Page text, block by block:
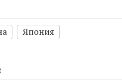
Япония